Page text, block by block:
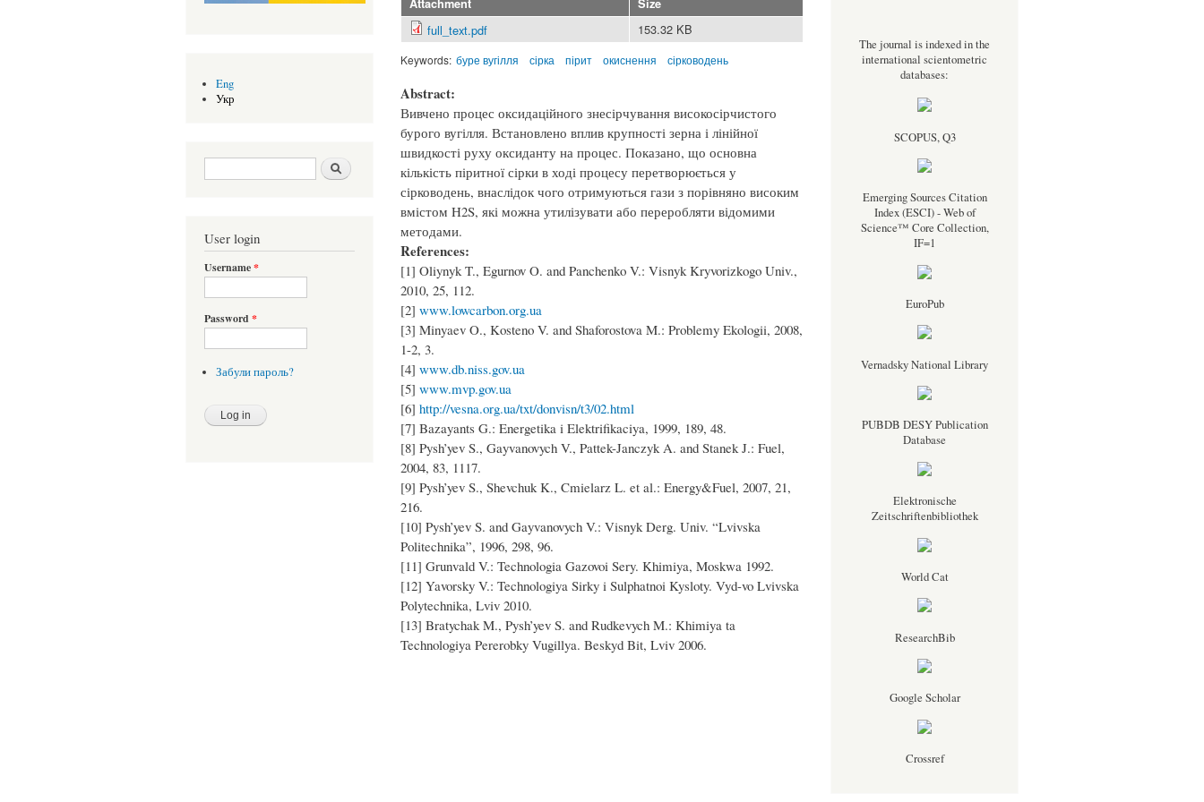
Eng
Укр
Search form Шукати
User login
Username*
Password *
Забули пароль?
full_text.pdf 153.32 KB
Keywords: буре вугілля сірка пірит окиснення сірководень
Abstract:
Вивчено процес оксидаційного знесірчування високосірчистого
бурого вугілля. Встановлено вплив крупності зерна і лінійної
швидкості руху оксиданту на процес. Показано, що основна
кількість піритної сірки в ході процесу перетворюється у
сірководень, внаслідок чого отримуються гази з порівняно високим
вмістом H2S, які можна утилізувати або переробляти відомими
методами.
References:
[1] Oliynyk T., Egurnov O. and Panchenko V.: Visnyk Kryvorizkogo Univ.,
2010, 25, 112.
[2] www.lowcarbon.org.ua
[3] Minyaev O., Kosteno V. and Shaforostova M.: Problemy Ekologii, 2008,
1-2, 3.
[4] www.db.niss.gov.ua
[5] www.mvp.gov.ua
[6] http://vesna.org.ua/txt/donvisn/t3/02.html
[7] Bazayants G.: Energetika i Elektrifikaciya, 1999, 189, 48.
[8] Pysh’yev S., Gayvanovych V., Pattek-Janczyk A. and Stanek J.: Fuel,
2004, 83, 1117.
[9] Pysh’yev S., Shevchuk K., Cmielarz L. et al.: Energy&Fuel, 2007, 21,
216.
[10] Pysh’yev S. and Gayvanovych V.: Visnyk Derg. Univ. “Lvivska
Politechnika”, 1996, 298, 96.
[11] Grunvald V.: Technologia Gazovoi Sery. Khimiya, Moskwa 1992.
[12] Yavorsky V.: Technologiya Sirky i Sulphatnoi Kysloty. Vyd-vo Lvivska
Polytechnika, Lviv 2010.
[13] Bratychak M., Pysh’yev S. and Rudkevych M.: Khimiya ta
Technologiya Pererobky Vugillya. Beskyd Bit, Lviv 2006.
The journal is indexed in the
international scientometric
databases:
SCOPUS, Q3
Emerging Sources Citation
Index (ESCI) - Web of
Science™ Core Collection,
IF=1
EuroPub
Vernadsky National Library
PUBDB DESY Publication
Database
Elektronische
Zeitschriftenbibliothek
World Cat
ResearchBib
Google Scholar
Crossref